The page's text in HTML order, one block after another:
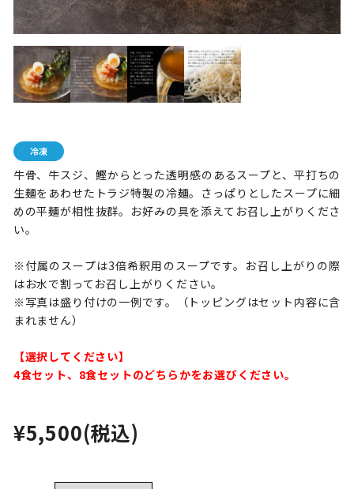
牛骨、牛スジ、鰹からとった透明感のあるスープと、平打ちの
生麺をあわせたトラジ特製の冷麺。さっぱりとしたスープに細
めの平麺が相性抜群。お好みの具を添えてお召し上がりくださ
い。
※付属のスープは3倍希釈用のスープです。お召し上がりの際
はお水で割ってお召し上がりください。
※写真は盛り付けの一例です。（トッピングはセット内容に含
まれません）
【選択してください】
4食セット、8食セットのどちらかをお選びください。
¥5,500(税込)